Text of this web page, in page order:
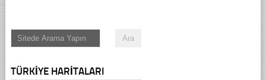
TÜRKIYE HARITALARI